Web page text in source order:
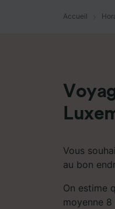
Accueil
Vous
au bon
On estime
moyenne